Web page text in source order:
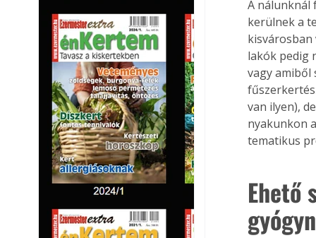
tárolható h
A nálunknál
kerülnek a
kisvárosban
lakók pedig
vagy amiből
van ilyen),
nyakunkon
tematikus
Ehető